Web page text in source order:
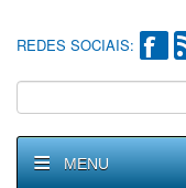
REDES SOCIAIS:
MENU